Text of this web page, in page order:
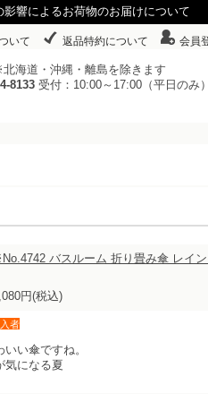
影響によるお荷物のお届けについて
いて 返品特約について 会員
海道・沖縄・離島を除きます
8133 受付：10:00～17:00（平日のみ）
バスルーム 折り畳み傘 レイ
円(税込)
者
い傘ですね。
気になる夏